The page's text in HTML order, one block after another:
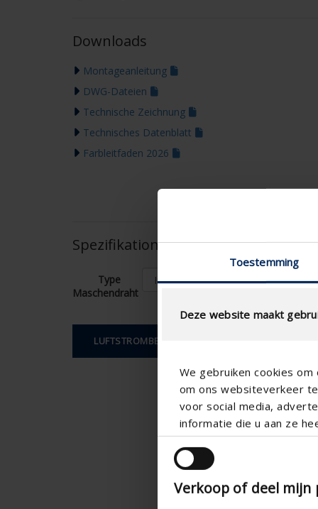
Toestemming
Deze website maakt
We gebruiken cookies
om ons websiteverkeer
voor social media,
informatie die u aan ze
Verkoop of deel mijn
Downloads
Montageanleitung
DWG-Dateien
Technische Zeichnung
Technisches Datenblatt
Farbleitfaden 2026
Spezifikationen entsprechend Ihrer
Type
Maschendraht
LUFTSTROMBERECHNUNG